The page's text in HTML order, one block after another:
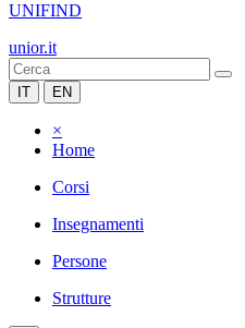
UNIFIND
unior.it
IT EN
×
Home
Corsi
Insegnamenti
Persone
Strutture